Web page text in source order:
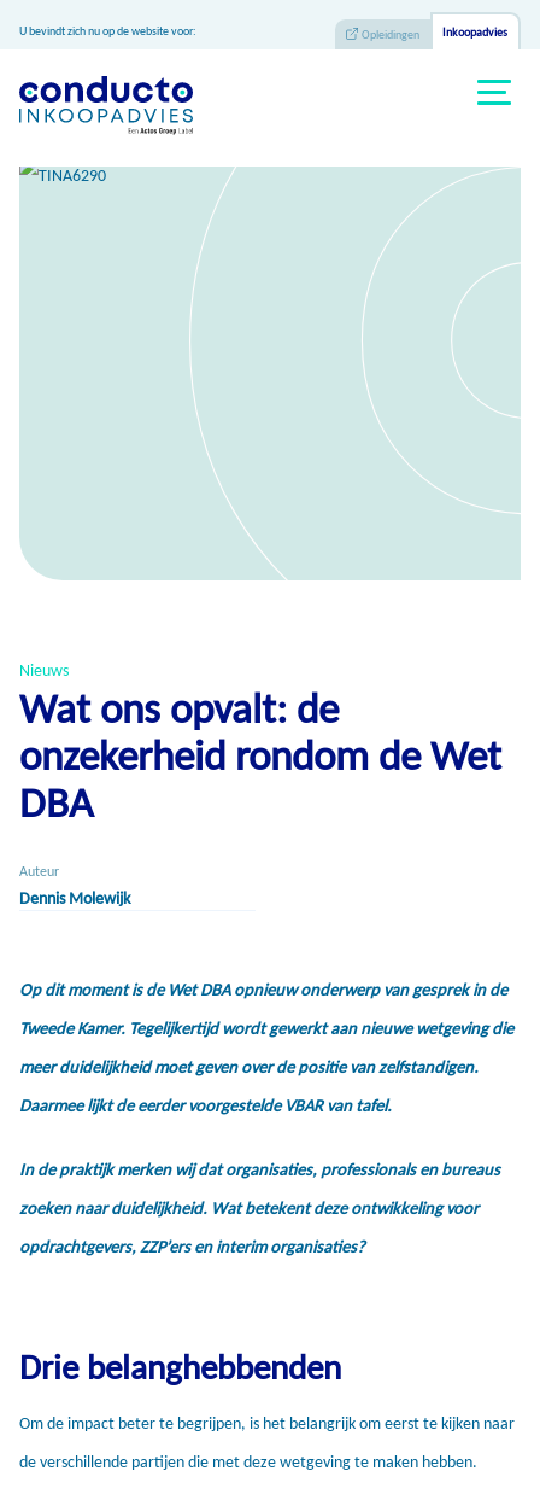
U bevindt zich nu op de website voor: Opleidingen Inkoopadvies
Nieuws
Wat ons opvalt: de
onzekerheid rondom de Wet
DBA
Auteur
Dennis Molewijk
Op dit moment is de Wet DBA opnieuw onderwerp van gesprek in de
Tweede Kamer. Tegelijkertijd wordt gewerkt aan nieuwe wetgeving die
meer duidelijkheid moet geven over de positie van zelfstandigen.
Daarmee lijkt de eerder voorgestelde VBAR van tafel.
In de praktijk merken wij dat organisaties, professionals en bureaus
zoeken naar duidelijkheid. Wat betekent deze ontwikkeling voor
opdrachtgevers, ZZP’ers en interim organisaties?
Drie belanghebbenden
Om de impact beter te begrijpen, is het belangrijk om eerst te kijken naar
de verschillende partijen die met deze wetgeving te maken hebben.